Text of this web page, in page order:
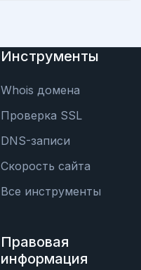
Инструменты
Whois домена
Проверка SSL
DNS-записи
Скорость сайта
Все инструменты
Правовая
информация